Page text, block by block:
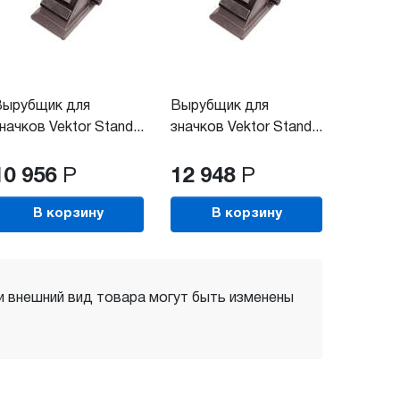
для
Vektor Stand...
956 Р
В корзину
Вырубщик для
значков Vektor Stand...
12 948 Р
В корзину
внешний вид товара могут быть изменены